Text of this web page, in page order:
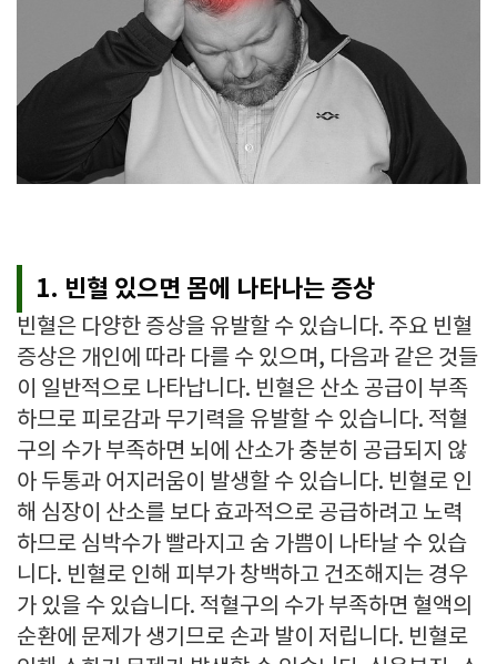
1. 빈혈 있으면 몸에 나타나는 증상
빈혈은 다양한 증상을 유발할 수 있습니다. 주요 빈혈
증상은 개인에 따라 다를 수 있으며, 다음과 같은 것들
이 일반적으로 나타납니다. 빈혈은 산소 공급이 부족
하므로 피로감과 무기력을 유발할 수 있습니다. 적혈
구의 수가 부족하면 뇌에 산소가 충분히 공급되지 않
아 두통과 어지러움이 발생할 수 있습니다. 빈혈로 인
해 심장이 산소를 보다 효과적으로 공급하려고 노력
하므로 심박수가 빨라지고 숨 가쁨이 나타날 수 있습
니다. 빈혈로 인해 피부가 창백하고 건조해지는 경우
가 있을 수 있습니다. 적혈구의 수가 부족하면 혈액의
순환에 문제가 생기므로 손과 발이 저립니다. 빈혈로